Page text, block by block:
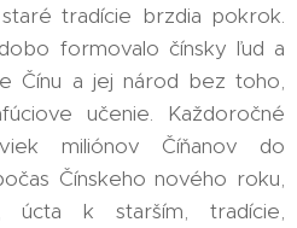
tradície brzdia pokrok.
formovalo čínsky ľud a
Čínu a jej národ bez toho,
učenie. Každoročné
miliónov Číňanov do
Čínskeho nového roku,
úcta k starším, tradície,